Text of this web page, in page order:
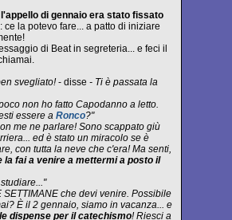
l'appello di gennaio era stato fissato
: ce la potevo fare... a patto di iniziare
di Beat in segreteria... e feci il
svegliato!- disse - Ti è passata la
non ho fatto Capodanno a letto.
essere a Ronco?"
me ne parlare! Sono scappato giù
ed è stato un miracolo se è
con tutta la neve che c'era! Ma senti,
la fai a venire a mettermi a posto il
SETTIMANE che devi venire. Possibile
È il 2 gennaio, siamo in vacanza... e
dispense per il catechismo! Riesci a